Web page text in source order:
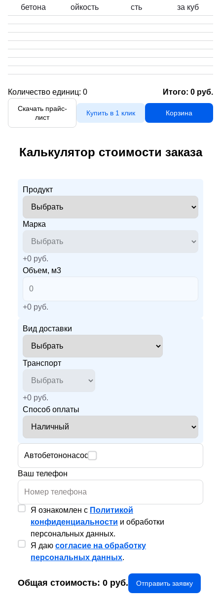
бетона
ойкость
сть
за куб
Количество единиц: 0 Итого: 0 руб.
Скачать прайс-
лист
Купить в 1 клик Корзина
Калькулятор стоимости заказа
Продукт
Марка
+0 руб.
Объем, м3
+0 руб.
Вид доставки
Транспорт
+0 руб.
Способ оплаты
Автобетононасос
Ваш телефон
Я ознакомлен с Политикой
конфиденциальности и обработки
персональных данных.
Я даю согласие на обработку
персональных данных.
Общая стоимость: 0 руб. Отправить заявку